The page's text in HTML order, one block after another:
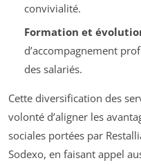
convivialité.
Formation et
d’accompagnement
des salariés.
Cette diversification des
volonté d’aligner les
sociales portées par
Sodexo, en faisant appel